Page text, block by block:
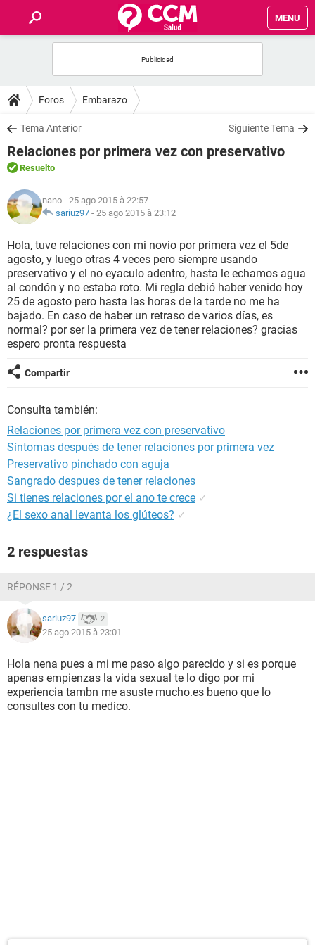
MENU
FORUMS
SALUD
FAMILIA
NUTRICIÓN
SEXUALIDAD
GLOSARIO
Foros Embarazo
Tema Anterior Siguiente Tema
Relaciones por primera vez con preservativo
Resuelto
nano - 25 ago 2015 à 22:57
sariuz97 - 25 ago 2015 à 23:12
Hola, tuve relaciones con mi novio por primera vez el 5de
agosto, y luego otras 4 veces pero siempre usando
preservativo y el no eyaculo adentro, hasta le echamos agua
al condón y no estaba roto. Mi regla debió haber venido hoy
25 de agosto pero hasta las horas de la tarde no me ha
bajado. En caso de haber un retraso de varios días, es
normal? por ser la primera vez de tener relaciones? gracias
espero pronta respuesta
Compartir
Consulta también:
Relaciones por primera vez con preservativo
Síntomas después de tener relaciones por primera vez
Preservativo pinchado con aguja
Sangrado despues de tener relaciones
Si tienes relaciones por el ano te crece ✓
¿El sexo anal levanta los glúteos? ✓
2 respuestas
RÉPONSE 1 / 2
sariuz97 2
25 ago 2015 à 23:01
Hola nena pues a mi me paso algo parecido y si es porque
apenas empienzas la vida sexual te lo digo por mi
experiencia tambn me asuste mucho.es bueno que lo
consultes con tu medico.